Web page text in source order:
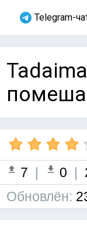
Telegram-
7 | 0 |
Обновлён: